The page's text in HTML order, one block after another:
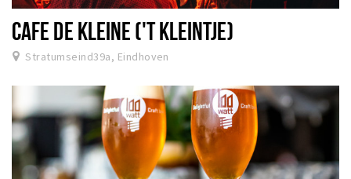
CAFE DE KLEINE ('T KLEINTJE)
Stratumseind39a, Eindhoven